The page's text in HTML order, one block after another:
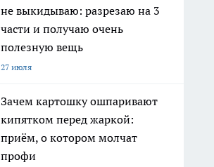
не выкидываю: разрезаю на 3
части и получаю очень
полезную вещь
27 июля
Зачем картошку ошпаривают
кипятком перед жаркой:
приём, о котором молчат
профи